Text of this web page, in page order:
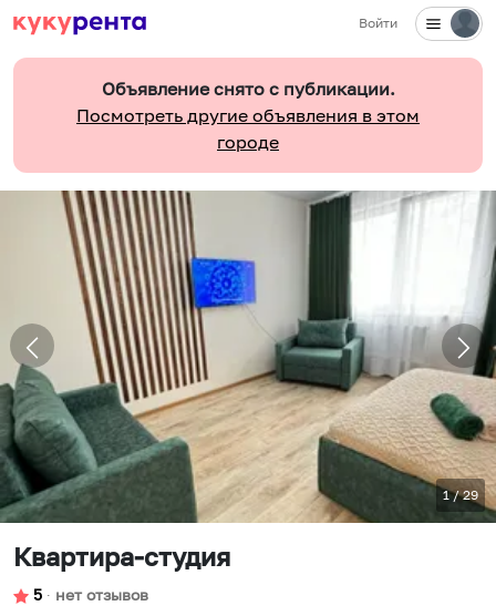
Войти
Объявление снято с публикации.
Посмотреть другие объявления в этом
городе
1/29
Квартира-студия
5 ∙ нет отзывов